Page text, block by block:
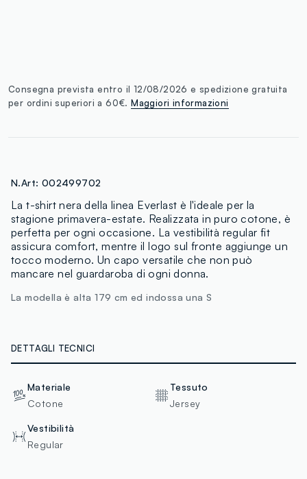
Consegna prevista entro il 12/08/2026 e spedizione gratuita
per ordini superiori a 60€.Maggiori informazioni
N.Art: 002499702
La t-shirt nera della linea Everlast è l'ideale per la
stagione primavera-estate. Realizzata in puro cotone, è
perfetta per ogni occasione. La vestibilità regular fit
assicura comfort, mentre il logo sul fronte aggiunge un
tocco moderno. Un capo versatile che non può
mancare nel guardaroba di ogni donna.
La modella è alta 179 cm ed indossa una S
DETTAGLI TECNICI
Materiale
Cotone
Tessuto
Jersey
Vestibilità
Regular